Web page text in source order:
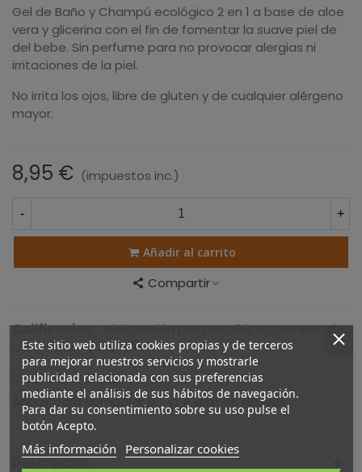
Gel de Baño y Champú ecológico 2 en 1 a base de aloe
vera y glicerina con el fin de fomentar la suave piel de
del bebe. Sin perfume para no provocar alergias ni
irritaciones de la piel.
No irrita los ojos, libre de gluten y de cualquier alérgeno
mayor.
8,95 € (impuestos inc.)
- +
Añadir al carrito
Compartir
Calificacion: Inicia sesión para escribir un comentario
Compartir
Referencia: 5765228835937
Añadir para comparar 0 A lista de deseos
Descripción
Este sitio web utiliza cookies propias y de terceros
para mejorar nuestros servicios y mostrarle
publicidad relacionada con sus preferencias
mediante el análisis de sus hábitos de navegación.
Para dar su consentimiento sobre su uso pulse el
botón Acepto.
Más información Personalizar cookies